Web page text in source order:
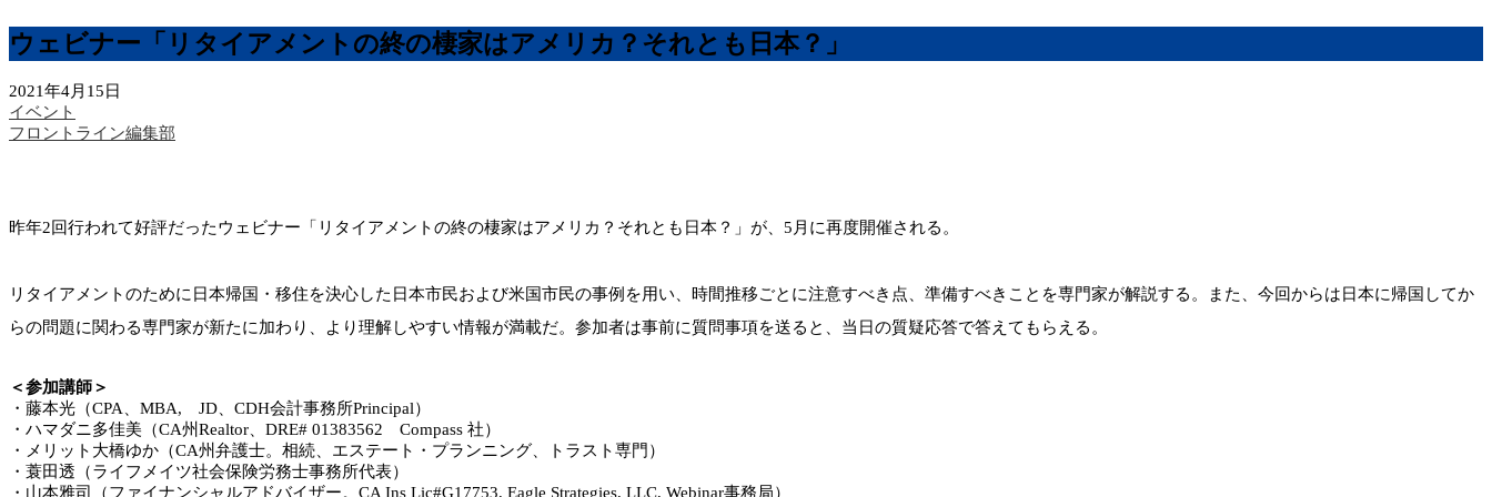
ウェビナー「リタイアメントの終の棲家はアメリカ？それとも日本？」
2021年4月15日
イベント
フロントライン編集部
昨年2回行われて好評だったウェビナー「リタイアメントの終の棲家はアメリカ？それとも日本？」が、5月に再度開催される。
リタイアメントのために日本帰国・移住を決心した日本市民および米国市民の事例を用い、時間推移ごとに注意すべき点、準備すべきことを専門家が解説する。また、今回からは日本に帰国してか
らの問題に関わる専門家が新たに加わり、より理解しやすい情報が満載だ。参加者は事前に質問事項を送ると、当日の質疑応答で答えてもらえる。
＜参加講師＞
・藤本光（CPA、MBA, JD、CDH会計事務所Principal）
・ハマダニ多佳美（CA州Realtor、DRE# 01383562 Compass 社）
・メリット⼤橋ゆか（CA州弁護⼠。相続、エステート・プランニング、トラスト専⾨）
・蓑田透（ライフメイツ社会保険労務士事務所代表）
・⼭本雅司（ファイナンシャルアドバイザー。CA Ins Lic#G17753, Eagle Strategies, LLC, Webinar事務局）